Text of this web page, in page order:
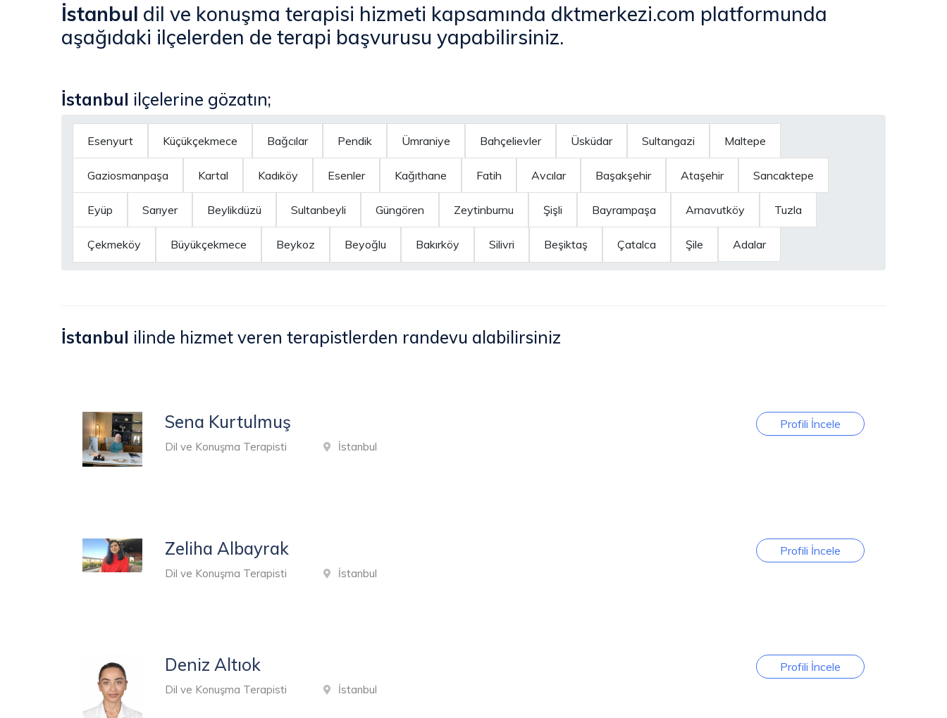
İstanbul dil ve konuşma terapisi hizmeti kapsamında dktmerkezi.com platformunda
aşağıdaki ilçelerden de terapi başvurusu yapabilirsiniz.
İstanbul ilçelerine gözatın;
Esenyurt Küçükçekmece Bağcılar Pendik Ümraniye Bahçelievler Üsküdar Sultangazi Maltepe
Gaziosmanpaşa Kartal Kadıköy Esenler Kağıthane Fatih Avcılar Başakşehir Ataşehir Sancaktepe
Eyüp Sarıyer Beylikdüzü Sultanbeyli Güngören Zeytinburnu Şişli Bayrampaşa Arnavutköy Tuzla
Çekmeköy Büyükçekmece Beykoz Beyoğlu Bakırköy Silivri Beşiktaş Çatalca Şile Adalar
İstanbul ilinde hizmet veren terapistlerden randevu alabilirsiniz
Sena Kurtulmuş
Dil ve Konuşma Terapisti İstanbul
Profili İncele
Zeliha Albayrak
Dil ve Konuşma Terapisti İstanbul
Profili İncele
Deniz Altıok
Dil ve Konuşma Terapisti İstanbul
Profili İncele